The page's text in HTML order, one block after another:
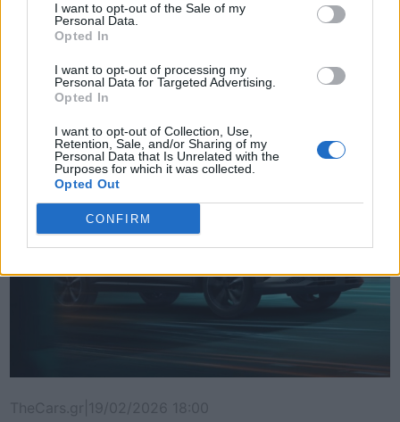
I want to opt-out of the Sale of my
Personal Data.
Opted In
I want to opt-out of processing my
Personal Data for Targeted Advertising.
Opted In
I want to opt-out of Collection, Use,
Retention, Sale, and/or Sharing of my
Personal Data that Is Unrelated with the
Purposes for which it was collected.
Opted Out
CONFIRM
Δείτε επίσης